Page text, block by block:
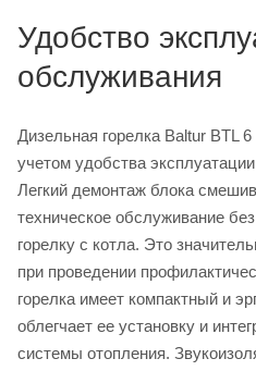
Удобство
обслуживания
Дизельная горелка Baltur BTL
учетом удобства
Легкий демонтаж блока
техническое обслуживание
горелку с котла. Это
при проведении
горелка имеет компактный и
облегчает ее установку и
системы отопления.